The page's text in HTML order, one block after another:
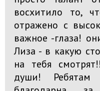
восхитило то,
отражено с
важное -глаза!
Лиза - в какую
на тебя
души! Ребятам